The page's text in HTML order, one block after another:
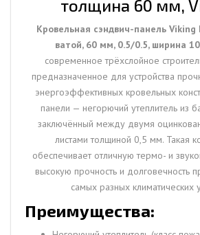
толщина 60 мм,
Кровельная сэндвич-панель Viking
ватой, 60 мм, 0.5/0.5, ширина
современное трёхслойное
предназначенное для устройства
энергоэффективных кровельных
панели — негорючий утеплитель из
заключённый между двумя
листами толщиной 0,5 мм. Такая
обеспечивает отличную термо- и
высокую прочность и долговечность
самых разных климатических
Преимущества: